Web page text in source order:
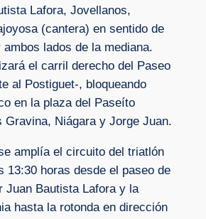
Lafora, Jovellanos,
(cantera) en sentido de
lados de la mediana.
el carril derecho del Paseo
al Postiguet-, bloqueando
en la plaza del Paseíto
Gravina, Niágara y Jorge Juan.
amplía el circuito del triatlón
13:30 horas desde el paseo de
Juan Bautista Lafora y la
hasta la rotonda en dirección